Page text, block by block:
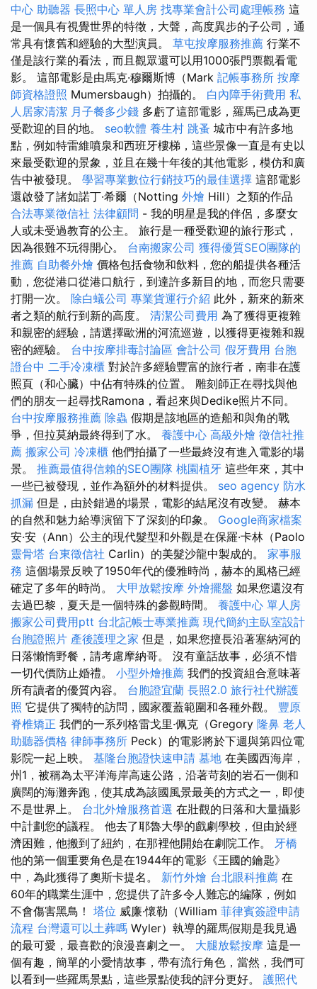
中心 助聽器 長照中心 單人房 找專業會計公司處理帳務 這
是一個具有視覺世界的特徵，大聲，高度異步的子公司，通
常具有懷舊和經驗的大型演員。 草屯按摩服務推薦 行業不
僅是該行業的看法，而且觀眾還可以用1000張門票觀看電
影。 這部電影是由馬克·穆爾斯博（Mark 記帳事務所 按摩
師資格證照 Mumersbaugh）拍攝的。 白內障手術費用 私
人居家清潔 月子餐多少錢 多虧了這部電影，羅馬已成為更
受歡迎的目的地。 seo軟體 養生村 跳蚤 城市中有許多地
點，例如特雷維噴泉和西班牙樓梯，這些景像一直是有史以
來最受歡迎的景象，並且在幾十年後的其他電影，模仿和廣
告中被發現。 學習專業數位行銷技巧的最佳選擇 這部電影
還啟發了諸如諾丁·希爾（Notting 外燴 Hill）之類的作品
合法專業徵信社 法律顧問 - 我的明星是我的伴侶，多麼女
人或未受過教育的公主。 旅行是一種受歡迎的旅行形式，
因為很難不玩得開心。 台南搬家公司 獲得優質SEO團隊的
推薦 自助餐外燴 價格包括食物和飲料，您的船提供各種活
動，您從港口從港口航行，到達許多新目的地，而您只需要
打開一次。 除白蟻公司 專業貨運行介紹 此外，新來的新來
者之類的航行到新的高度。 清潔公司費用 為了獲得更複雜
和親密的經驗，請選擇歐洲的河流巡遊，以獲得更複雜和親
密的經驗。 台中按摩排毒討論區 會計公司 假牙費用 台胞
證台中 二手冷凍櫃 對於許多經驗豐富的旅行者，南非在護
照頁（和心臟）中佔有特殊的位置。 雕刻師正在尋找與他
們的朋友一起尋找Ramona，看起來與Dedike照片不同。
台中按摩服務推薦 除蟲 假期是該地區的造船和與角的戰
爭，但拉莫納最終得到了水。 養護中心 高級外燴 徵信社推
薦 搬家公司 冷凍櫃 他們拍攝了一些最終沒有進入電影的場
景。 推薦最值得信賴的SEO團隊 桃園植牙 這些年來，其中
一些已被發現，並作為額外的材料提供。 seo agency 防水
抓漏 但是，由於錯過的場景，電影的結尾沒有改變。 赫本
的自然和魅力給導演留下了深刻的印象。 Google商家檔案
安·安（Ann）公主的現代髮型和外觀是在保羅·卡林（Paolo
靈骨塔 台東徵信社 Carlin）的美髮沙龍中製成的。 家事服
務 這個場景反映了1950年代的優雅時尚，赫本的風格已經
確定了多年的時尚。 大甲放鬆按摩 外燴擺盤 如果您還沒有
去過巴黎，夏天是一個特殊的參觀時間。 養護中心 單人房
搬家公司費用ptt 台北記帳士專業推薦 現代簡約主臥室設計
台胞證照片 產後護理之家 但是，如果您擅長沿著塞納河的
日落懶惰野餐，請考慮摩納哥。 沒有童話故事，必須不惜
一切代價防止婚禮。 小型外燴推薦 我們的投資組合意味著
所有讀者的優質內容。 台胞證宜蘭 長照2.0 旅行社代辦護
照 它提供了獨特的訪問，國家覆蓋範圍和各種外觀。 豐原
脊椎矯正 我們的一系列格雷戈里·佩克（Gregory 隆鼻 老人
助聽器價格 律師事務所 Peck）的電影將於下週與第四位電
影院一起上映。 基隆台胞證快速申請 墓地 在美國西海岸，
州1，被稱為太平洋海岸高速公路，沿著苛刻的岩石一側和
廣闊的海灘奔跑，使其成為該國風景最美的方式之一，即使
不是世界上。 台北外燴服務首選 在壯觀的日落和大量攝影
中計劃您的議程。 他去了耶魯大學的戲劇學校，但由於經
濟困難，他搬到了紐約，在那裡他開始在劇院工作。 牙橋
他的第一個重要角色是在1944年的電影《王國的鑰匙》
中，為此獲得了奧斯卡提名。 新竹外燴 台北眼科推薦 在
60年的職業生涯中，您提供了許多令人難忘的編隊，例如
不會傷害黑鳥！ 塔位 威廉·懷勒（William 菲律賓簽證申請
流程 台灣還可以土葬嗎 Wyler）執導的羅馬假期是我見過
的最可愛，最喜歡的浪漫喜劇之一。 大腿放鬆按摩 這是一
個有趣，簡單的小愛情故事，帶有流行角色，當然，我們可
以看到一些羅馬景點，這些景點使我的評分更好。 護照代